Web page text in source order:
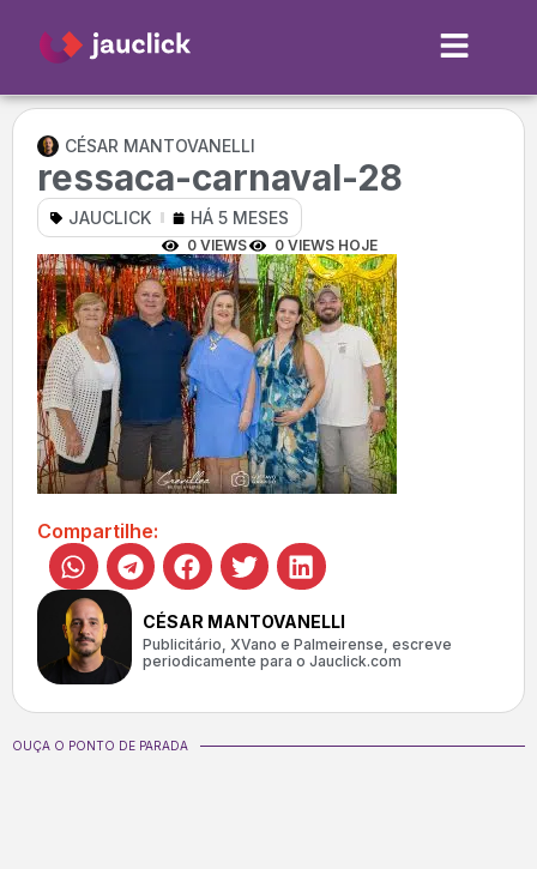
CÉSAR MANTOVANELLI
ressaca-carnaval-28
JAUCLICK HÁ 5 MESES
0 VIEWS 0 VIEWS HOJE
Compartilhe:
CÉSAR MANTOVANELLI
Publicitário, XVano e Palmeirense, escreve
periodicamente para o Jauclick.com
OUÇA O PONTO DE PARADA